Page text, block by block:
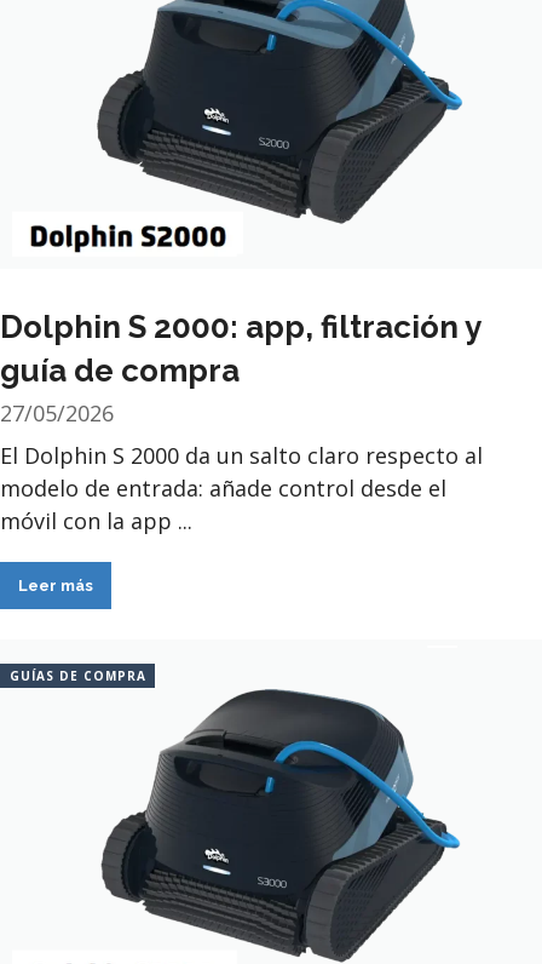
Dolphin S 2000: app, filtración y
guía de compra
27/05/2026
El Dolphin S 2000 da un salto claro respecto al
modelo de entrada: añade control desde el
móvil con la app ...
Leer más
GUÍAS DE COMPRA